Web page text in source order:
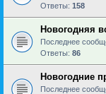
Ответы: 158
Новогодняя
Последнее
Ответы: 86
Новогодние
Последнее